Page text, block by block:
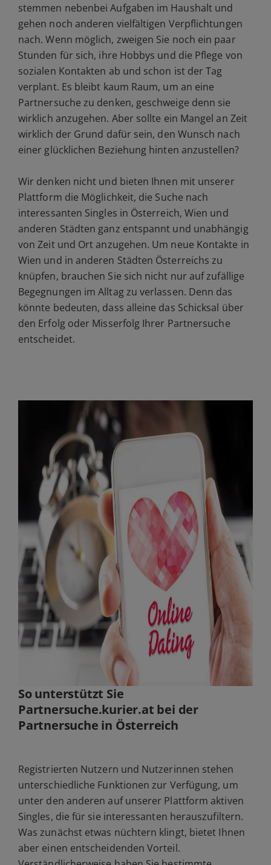
stemmen nebenbei Aufgaben im Haushalt und
gehen noch anderen vielfältigen Verpflichtungen
nach. Wenn möglich, zweigen Sie noch ein paar
Stunden für sich, ihre Hobbys und die Pflege von
sozialen Kontakten ab und schon ist der Tag
verplant. Es bleibt kaum Raum, um an eine
Partnersuche zu denken, geschweige denn sie
wirklich anzugehen. Aber sollte ein Mangel an Zeit
wirklich der Grund dafür sein, den Wunsch nach
einer glücklichen Beziehung hinten anzustellen?
Wir denken nicht und bieten Ihnen mit unserer
Plattform die Möglichkeit, die Suche nach
interessanten Singles in Österreich, Wien und
anderen Städten ganz entspannt und unabhängig
von Zeit und Ort anzugehen. Um neue Kontakte in
Wien und in anderen Städten Österreichs zu
knüpfen, brauchen Sie sich nicht nur auf zufällige
Begegnungen im Alltag zu verlassen. Denn das
könnte bedeuten, dass alleine das Schicksal über
den Erfolg oder Misserfolg Ihrer Partnersuche
entscheidet.
So unterstützt Sie
Partnersuche.kurier.at bei der
Partnersuche in Österreich
Registrierten Nutzern und Nutzerinnen stehen
unterschiedliche Funktionen zur Verfügung, um
unter den anderen auf unserer Plattform aktiven
Singles, die für sie interessanten herauszufiltern.
Was zunächst etwas nüchtern klingt, bietet Ihnen
aber einen entscheidenden Vorteil.